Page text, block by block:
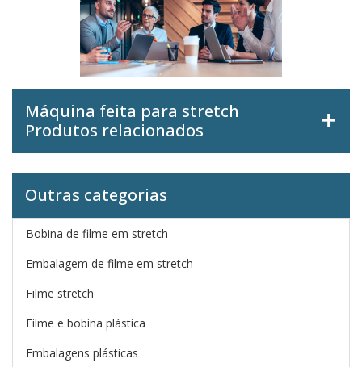
Máquina feita para stretch
Produtos relacionados
Outras categorias
Bobina de filme em stretch
Embalagem de filme em stretch
Filme stretch
Filme e bobina plástica
Embalagens plásticas